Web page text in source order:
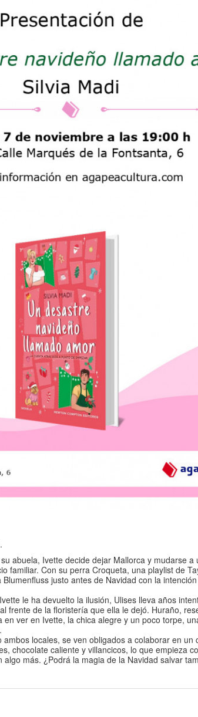
abuela, Ivette decide dejar Mallorca y mudarse a
familiar. Con su perra Croqueta, una playlist de
justo antes de Navidad con la
le ha devuelto la ilusión, Ulises lleva años
frente de la floristería que ella le dejó. Huraño,
ver en Ivette, la chica alegre y un poco torpe,
locales, se ven obligados a colaborar en un
chocolate caliente y villancicos, lo que empieza
más. ¿Podrá la magia de la Navidad salvar